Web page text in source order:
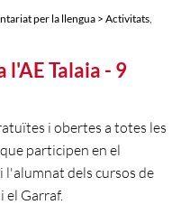
per la llengua > Activitats
l'AE Talaia - 9
i obertes a totes les
participen en el
l'alumnat dels cursos de
el Garraf.